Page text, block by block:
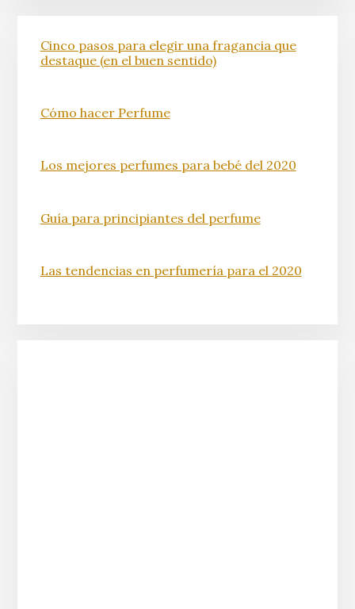
Cinco pasos para elegir una fragancia que
destaque (en el buen sentido)
Cómo hacer Perfume
Los mejores perfumes para bebé del 2020
Guía para principiantes del perfume
Las tendencias en perfumería para el 2020